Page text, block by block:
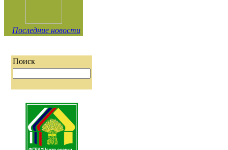
Последние новости
Поиск